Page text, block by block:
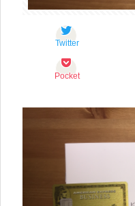
Twitter
Pocket